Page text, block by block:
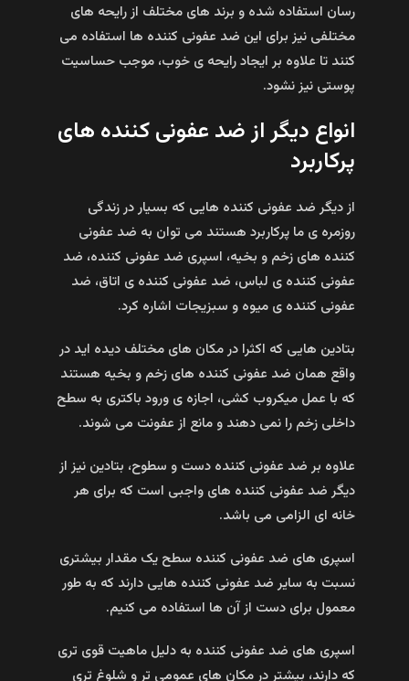
رسان استفاده شده و برند های مختلف از رایحه های
مختلفی نیز برای این ضد عفونی کننده ها استفاده می
کنند تا علاوه بر ایجاد رایحه ی خوب، موجب حساسیت
پوستی نیز نشود.
انواع دیگر از ضد عفونی کننده های
پرکاربرد
از دیگر ضد عفونی کننده هایی که بسیار در زندگی
روزمره ی ما پرکاربرد هستند می توان به ضد عفونی
کننده های زخم و بخیه، اسپری ضد عفونی کننده، ضد
عفونی کننده ی لباس، ضد عفونی کننده ی اتاق، ضد
عفونی کننده ی میوه و سبزیجات اشاره کرد.
بتادین هایی که اکثرا در مکان های مختلف دیده اید در
واقع همان ضد عفونی کننده های زخم و بخیه هستند
که با عمل میکروب کشی، اجازه ی ورود باکتری به سطح
داخلی زخم را نمی دهند و مانع از عفونت می شوند.
علاوه بر ضد عفونی کننده دست و سطوح، بتادین نیز از
دیگر ضد عفونی کننده های واجبی است که برای هر
خانه ای الزامی می باشد.
اسپری های ضد عفونی کننده سطح یک مقدار بیشتری
نسبت به سایر ضد عفونی کننده هایی دارند که به طور
معمول برای دست از آن ها استفاده می کنیم.
اسپری های ضد عفونی کننده به دلیل ماهیت قوی تری
که دارند، بیشتر در مکان های عمومی تر و شلوغ تری